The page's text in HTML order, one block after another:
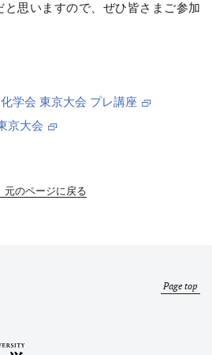
思いますので、ぜひ皆さまご参加
学会 東京大会 プレ講座
京大会
元のページに戻る
Page top